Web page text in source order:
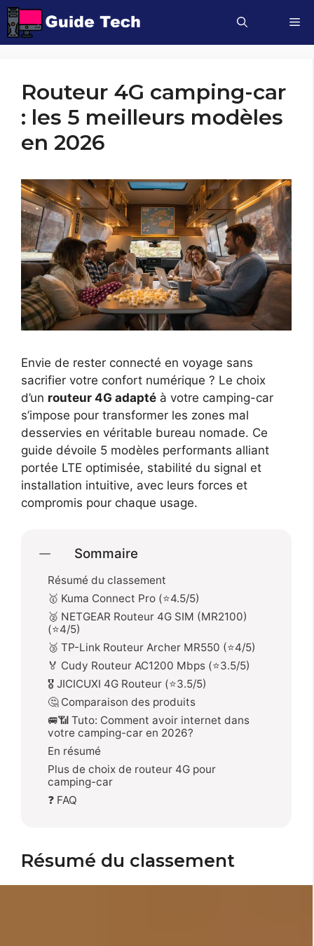
Aller
au
contenu
Routeur 4G camping-car
: les 5 meilleurs modèles
en 2026
Envie de rester connecté en voyage sans
sacrifier votre confort numérique ? Le choix
d’un routeur 4G adapté à votre camping-car
s’impose pour transformer les zones mal
desservies en véritable bureau nomade. Ce
guide dévoile 5 modèles performants alliant
portée LTE optimisée, stabilité du signal et
installation intuitive, avec leurs forces et
compromis pour chaque usage.
Sommaire
Résumé du classement
🥇 Kuma Connect Pro (⭐4.5/5)
🥈 NETGEAR Routeur 4G SIM (MR2100)
(⭐4/5)
🥉 TP-Link Routeur Archer MR550 (⭐4/5)
🏅 Cudy Routeur AC1200 Mbps (⭐3.5/5)
🎖️ JICICUXI 4G Routeur (⭐3.5/5)
🤔 Comparaison des produits
🚐📶 Tuto: Comment avoir internet dans
votre camping-car en 2026?
En résumé
Plus de choix de routeur 4G pour
camping-car
❓ FAQ
Résumé du classement